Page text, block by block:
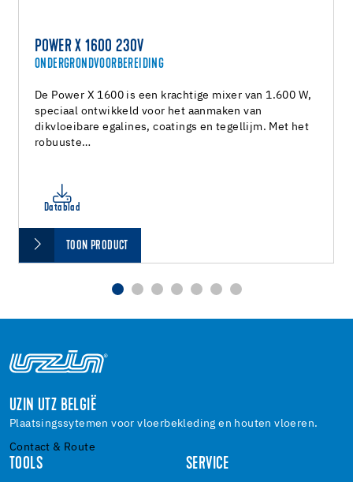
POWER X 1600 230V
ONDERGRONDVOORBEREIDING
De Power X 1600 is een krachtige mixer van 1.600 W,
speciaal ontwikkeld voor het aanmaken van
dikvloeibare egalines, coatings en tegellijm. Met het
robuuste…
Datablad
TOON PRODUCT
UZIN UTZ BELGIË
Plaatsingssytemen voor vloerbekleding en houten vloeren.
Contact & Route
TOOLS SERVICE